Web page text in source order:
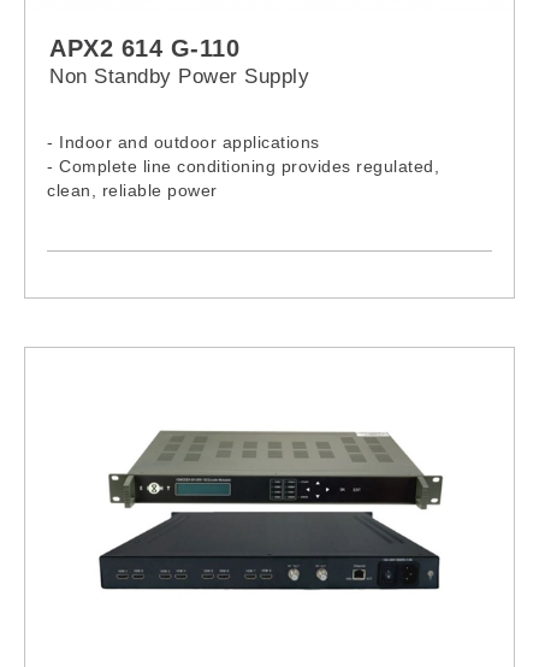
APX2 614 G-110
Non Standby Power Supply
- Indoor and outdoor applications
- Complete line conditioning provides regulated,
clean, reliable power
- Other Alpha product are also available